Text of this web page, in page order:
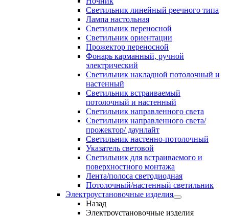
Светильник линейный реечного типа
Лампа настольная
Светильник переносной
Светильник ориентации
Прожектор переносной
Фонарь карманный, ручной
электрический
Светильник накладной потолочный и
настенный
Светильник встраиваемый
потолочный и настенный
Светильник направленного света
Светильник направленного света/
прожектор/ даунлайт
Светильник настенно-потолочный
Указатель световой
Светильник для встраиваемого и
поверхностного монтажа
Лента/полоса светодиодная
Потолочный/настенный светильник
Электроустановочные изделия
Назад
Электроустановочные изделия